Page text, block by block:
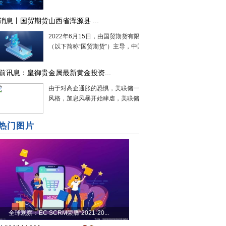
息丨国贸期货山西省浑源县 ...
2022年6月15日，由国贸期货有限公司
（以下简称“国贸期货”）主导，中国太...
讯息：皇御贵金属最新黄金投资...
由于对高企通胀的恐惧，美联储一改此前
风格，加息风暴开始肆虐，美联储激进...
门图片
全球观察：EC SCRM荣膺“2021-20...